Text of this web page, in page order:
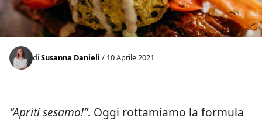
diSusanna Danieli / 10 Aprile 2021
“Apriti sesamo!”. Oggi rottamiamo la formula